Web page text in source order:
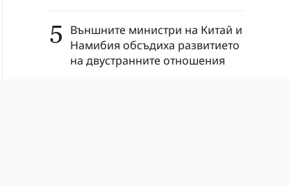
5 Външните министри на Китай и
Намибия обсъдиха развитието
на двустранните отношения